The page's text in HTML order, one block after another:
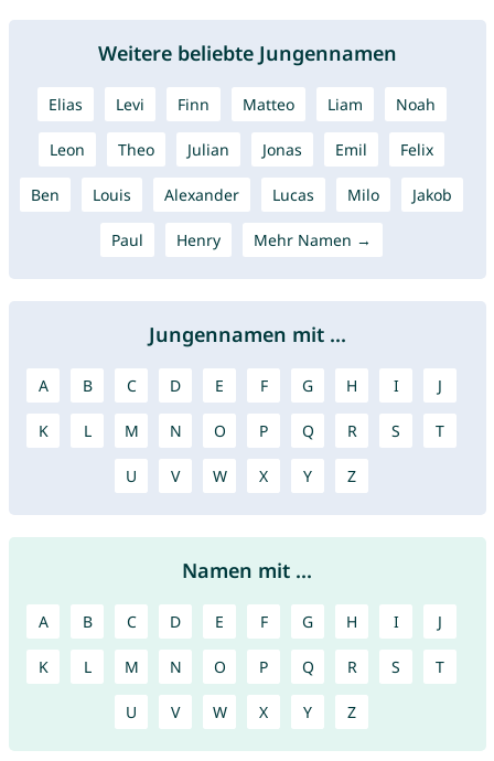
Weitere beliebte Jungennamen
Elias Levi Finn Matteo Liam Noah
Leon Theo Julian Jonas Emil Felix
Ben Louis Alexander Lucas Milo Jakob
Paul Henry Mehr Namen →
Jungennamen mit ...
A B C D E F G H I J
K L M N O P Q R S T
U V W X Y Z
Namen mit ...
A B C D E F G H I J
K L M N O P Q R S T
U V W X Y Z